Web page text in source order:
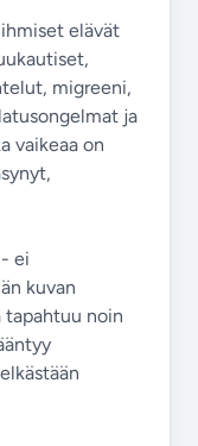
elävät
migreeni,
ja
vaikeaa on
ei
kuvan
tapahtuu noin